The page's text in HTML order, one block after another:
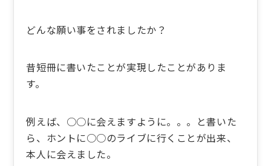
どんな願い事をされましたか？
昔短冊に書いたことが実現したことがありま
す。
例えば、○○に会えますように。。。と書いた
ら、ホントに○○のライブに行くことが出来、
本人に会えました。